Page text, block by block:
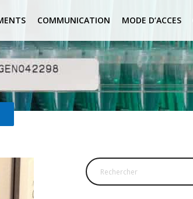
COMMUNICATION MODE D’ACCES